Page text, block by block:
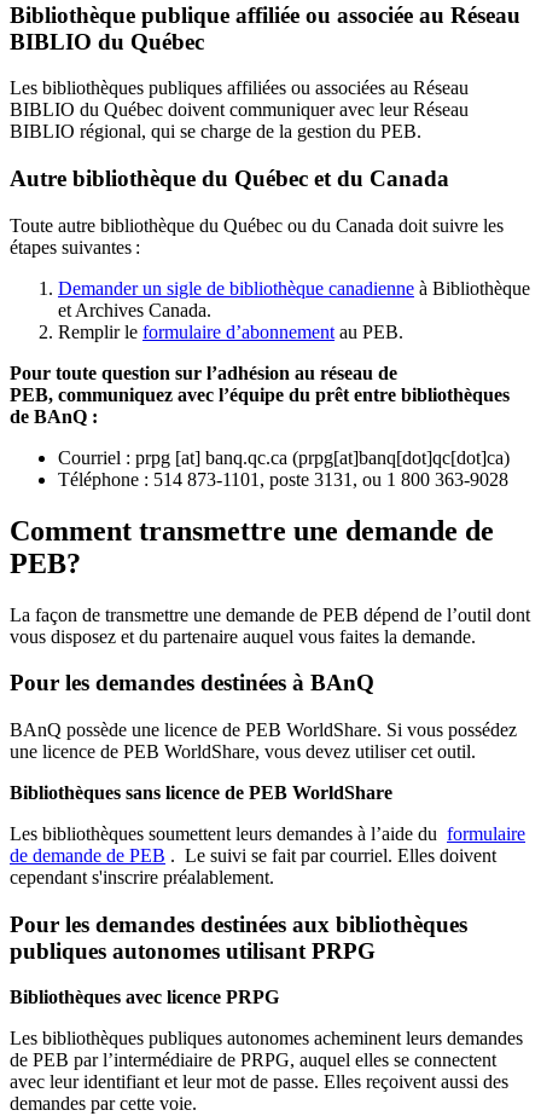
Bibliothèque publique affiliée ou associée au Réseau
BIBLIO du Québec
Les bibliothèques publiques affiliées ou associées au Réseau
BIBLIO du Québec doivent communiquer avec leur Réseau
BIBLIO régional, qui se charge de la gestion du PEB.
Autre bibliothèque du Québec et du Canada
Toute autre bibliothèque du Québec ou du Canada doit suivre les
étapes suivantes :
Demander un sigle de bibliothèque canadienne à Bibliothèque
et Archives Canada.
Remplir le formulaire d’abonnement au PEB.
Pour toute question sur l’adhésion au réseau de
PEB, communiquez avec l’équipe du prêt entre bibliothèques
de BAnQ :
Courriel : prpg [at] banq.qc.ca (prpg[at]banq[dot]qc[dot]ca)
Téléphone : 514 873-1101, poste 3131, ou 1 800 363-9028
Comment transmettre une demande de
PEB?
La façon de transmettre une demande de PEB dépend de l’outil dont
vous disposez et du partenaire auquel vous faites la demande.
Pour les demandes destinées à BAnQ
BAnQ possède une licence de PEB WorldShare. Si vous possédez
une licence de PEB WorldShare, vous devez utiliser cet outil.
Bibliothèques sans licence de PEB WorldShare
Les bibliothèques soumettent leurs demandes à l’aide du formulaire
de demande de PEB . Le suivi se fait par courriel. Elles doivent
cependant s'inscrire préalablement.
Pour les demandes destinées aux bibliothèques
publiques autonomes utilisant PRPG
Bibliothèques avec licence PRPG
Les bibliothèques publiques autonomes acheminent leurs demandes
de PEB par l’intermédiaire de PRPG, auquel elles se connectent
avec leur identifiant et leur mot de passe. Elles reçoivent aussi des
demandes par cette voie.